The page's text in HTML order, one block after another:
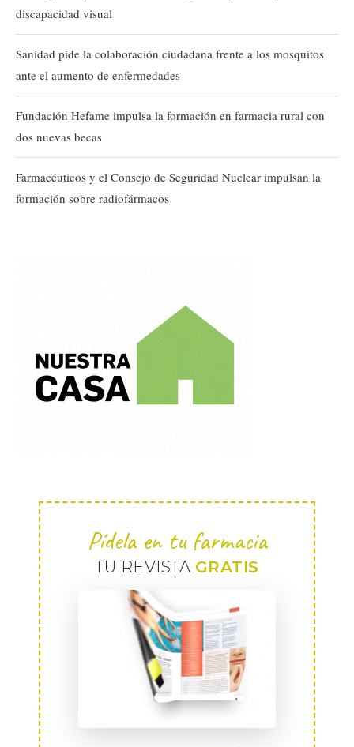
discapacidad visual
Sanidad pide la colaboración ciudadana frente a los mosquitos
ante el aumento de enfermedades
Fundación Hefame impulsa la formación en farmacia rural con
dos nuevas becas
Farmacéuticos y el Consejo de Seguridad Nuclear impulsan la
formación sobre radiofármacos
Pídela en tu farmacia
TU REVISTA GRATIS